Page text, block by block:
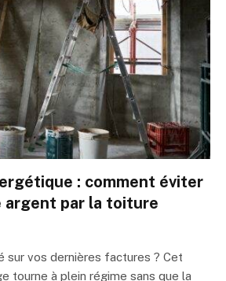
: comment éviter
argent par la toiture
sur vos dernières factures ? Cet
tourne à plein régime sans que la